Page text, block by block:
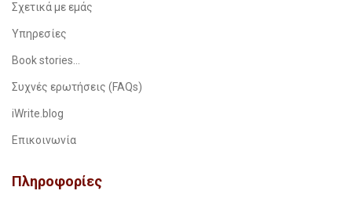
Σχετικά με εμάς
Υπηρεσίες
Book stories…
Συχνές ερωτήσεις (FAQs)
iWrite.blog
Επικοινωνία
Πληροφορίες